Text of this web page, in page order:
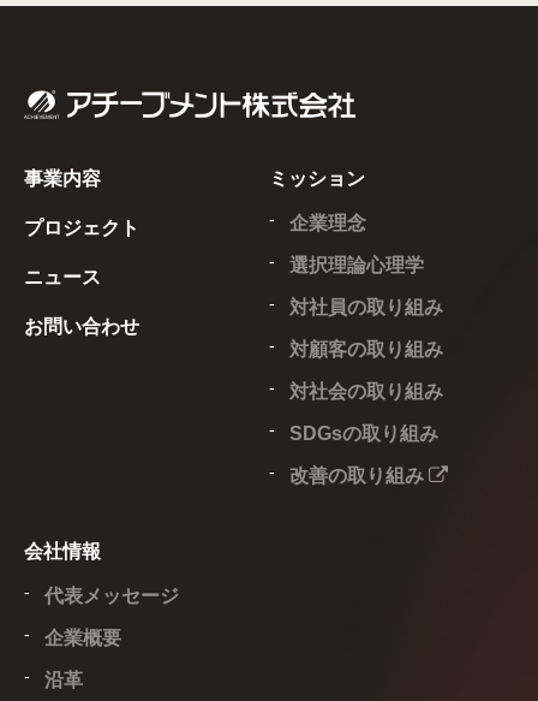
事業内容
プロジェクト
ニュース
お問い合わせ
ミッション
企業理念
選択理論心理学
対社員の取り組み
対顧客の取り組み
対社会の取り組み
SDGsの取り組み
改善の取り組み
会社情報
代表メッセージ
企業概要
沿革